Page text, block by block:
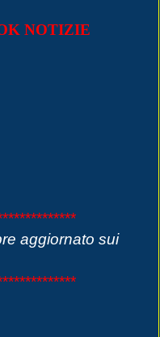
NOTIZIE
aggiornato sui